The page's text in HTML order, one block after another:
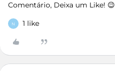
Comentário, Deixa um Like! 😉
N 1 like